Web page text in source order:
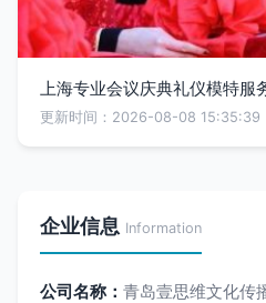
上海专业会议庆典礼仪模特服
更新时间：2026-08-08 15:35:39
企业信息 Information
公司名称： 青岛壹思维文化传